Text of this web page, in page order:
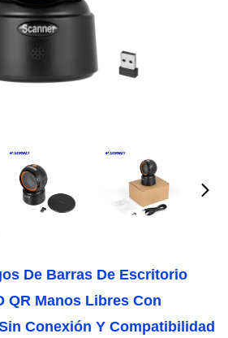
De Barras De Escritorio
QR Manos Libres Con
Conexión Y Compatibilidad